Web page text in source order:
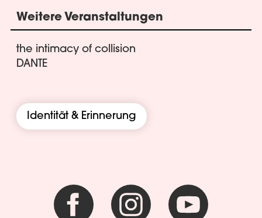
Weitere Veranstaltungen
the intimacy of collision
DANTE
Identität & Erinnerung